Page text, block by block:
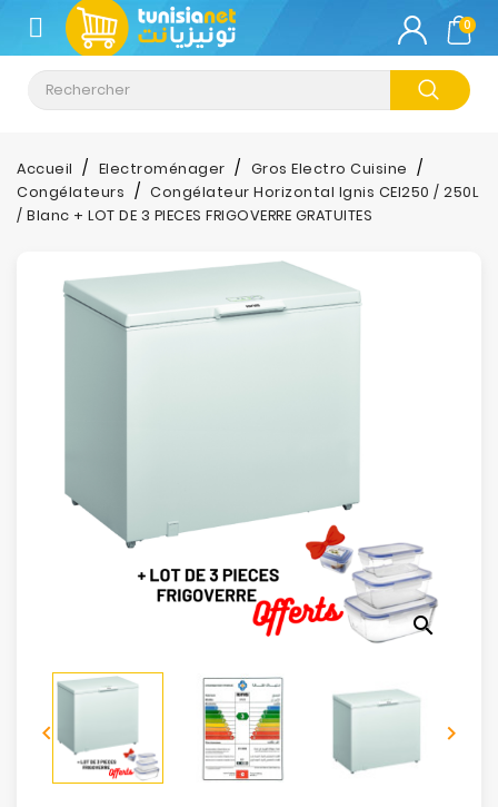
CATÉGORIE
Climatisation
Informatique
Téléphonie
Impression
Electroménager
Sécurité
Mobilités
Loisirs
0
Accueil Electroménager
Gros Electro Cuisine
Congélateurs
Congélateur Horizontal Ignis CEI250 / 250L
/ Blanc + LOT DE 3 PIECES FRIGOVERRE GRATUITES
search
 